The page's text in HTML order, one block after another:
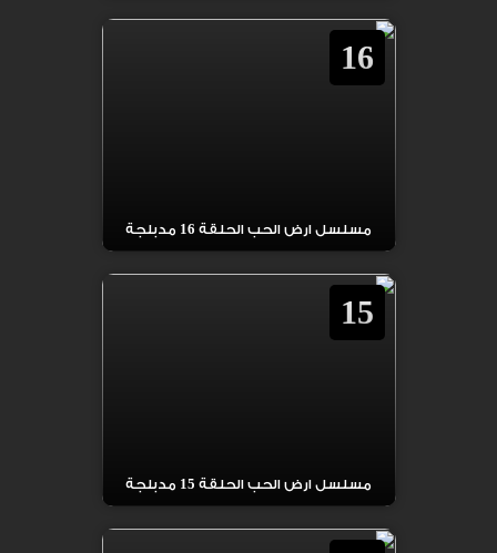
16
مسلسل ارض الحب الحلقة 16 مدبلجة
15
مسلسل ارض الحب الحلقة 15 مدبلجة